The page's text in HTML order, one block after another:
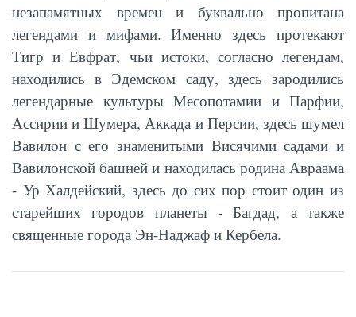
незапамятных времен и буквально пропитана
легендами и мифами. Именно здесь протекают
Тигр и Евфрат, чьи истоки, согласно легендам,
находились в Эдемском саду, здесь зародились
легендарные культуры Месопотамии и Парфии,
Ассирии и Шумера, Аккада и Персии, здесь шумел
Вавилон с его знаменитыми Висячими садами и
Вавилонской башней и находилась родина Авраама
- Ур Халдейский, здесь до сих пор стоит один из
старейших городов планеты - Багдад, а также
священные города Эн-Наджаф и Кербела.